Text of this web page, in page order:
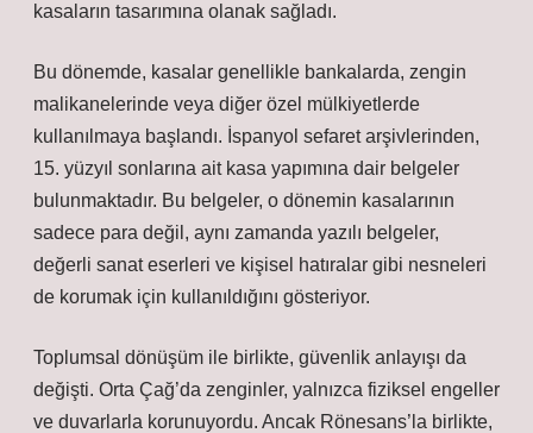
kasaların tasarımına olanak sağladı.
Bu dönemde, kasalar genellikle bankalarda, zengin
malikanelerinde veya diğer özel mülkiyetlerde
kullanılmaya başlandı. İspanyol sefaret arşivlerinden,
15. yüzyıl sonlarına ait kasa yapımına dair belgeler
bulunmaktadır. Bu belgeler, o dönemin kasalarının
sadece para değil, aynı zamanda yazılı belgeler,
değerli sanat eserleri ve kişisel hatıralar gibi nesneleri
de korumak için kullanıldığını gösteriyor.
Toplumsal dönüşüm ile birlikte, güvenlik anlayışı da
değişti. Orta Çağ’da zenginler, yalnızca fiziksel engeller
ve duvarlarla korunuyordu. Ancak Rönesans’la birlikte,